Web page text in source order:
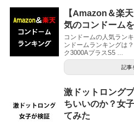
【Amazon＆楽
気のコンドーム
コンドームの人気ラン
ンドームランキングは
ク3000AプラスS5 ...
記事
激ドットロング
ちいいのか？女
てみた